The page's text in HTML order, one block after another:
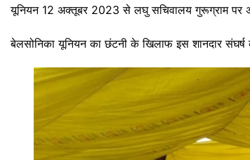
यूनियन 12 अक्तूबर 2023 से लघु सचिवालय गुरूग्राम पर
बेलसोनिका यूनियन का छंटनी के खिलाफ इस शानदार संघर्ष